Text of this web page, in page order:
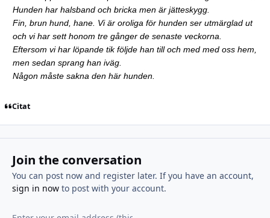
Hunden har halsband och bricka men är jätteskygg.
Fin, brun hund, hane. Vi är oroliga för hunden ser utmärglad ut
och vi har sett honom tre gånger de senaste veckorna.
Eftersom vi har löpande tik följde han till och med med oss hem,
men sedan sprang han iväg.
Någon måste sakna den här hunden.
Citat
Join the conversation
You can post now and register later. If you have an account,
sign in nowto post with your account.